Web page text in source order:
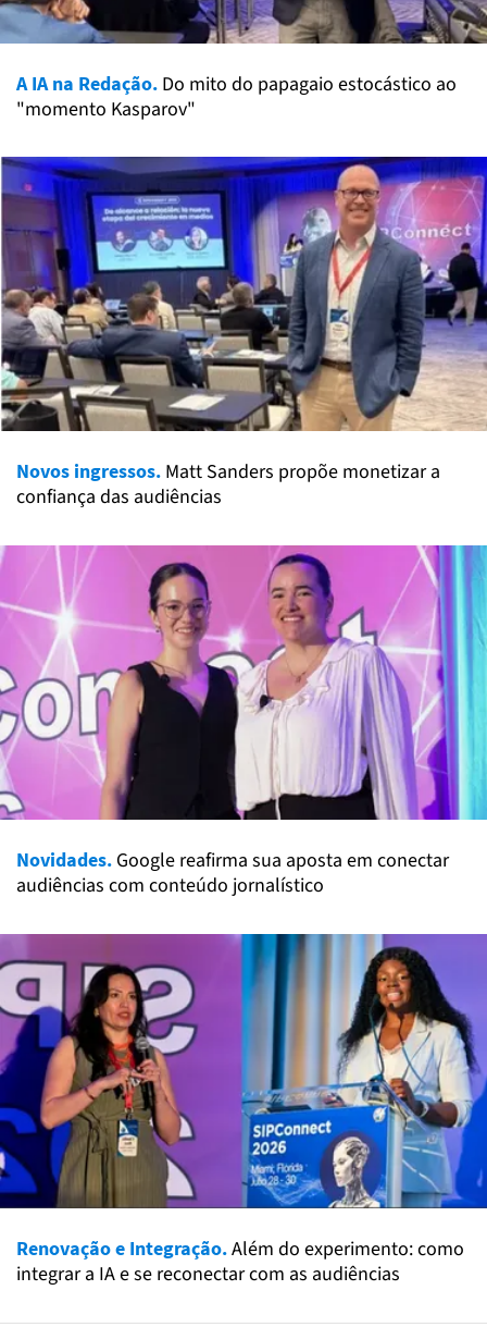
A IA na Redação. Do mito do papagaio estocástico ao
"momento Kasparov"
Novos ingressos. Matt Sanders propõe monetizar a
confiança das audiências
Novidades. Google reafirma sua aposta em conectar
audiências com conteúdo jornalístico
Renovação e Integração.Além do experimento: como
integrar a IA e se reconectar com as audiências